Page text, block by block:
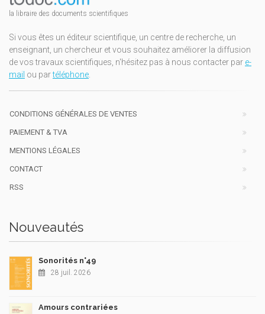
la libraire des documents scientifiques
Si vous êtes un éditeur scientifique, un centre de recherche, un
enseignant, un chercheur et vous souhaitez améliorer la diffusion
de vos travaux scientifiques, n'hésitez pas à nous contacter par e-
mail ou partéléphone.
CONDITIONS GÉNÉRALES DE VENTES
PAIEMENT & TVA
MENTIONS LÉGALES
CONTACT
RSS
Nouveautés
Sonorités n°49
28 juil. 2026
Amours contrariées